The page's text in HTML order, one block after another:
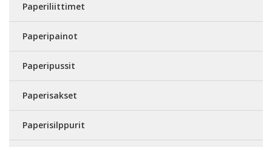
Paperiliittimet
Paperipainot
Paperipussit
Paperisakset
Paperisilppurit